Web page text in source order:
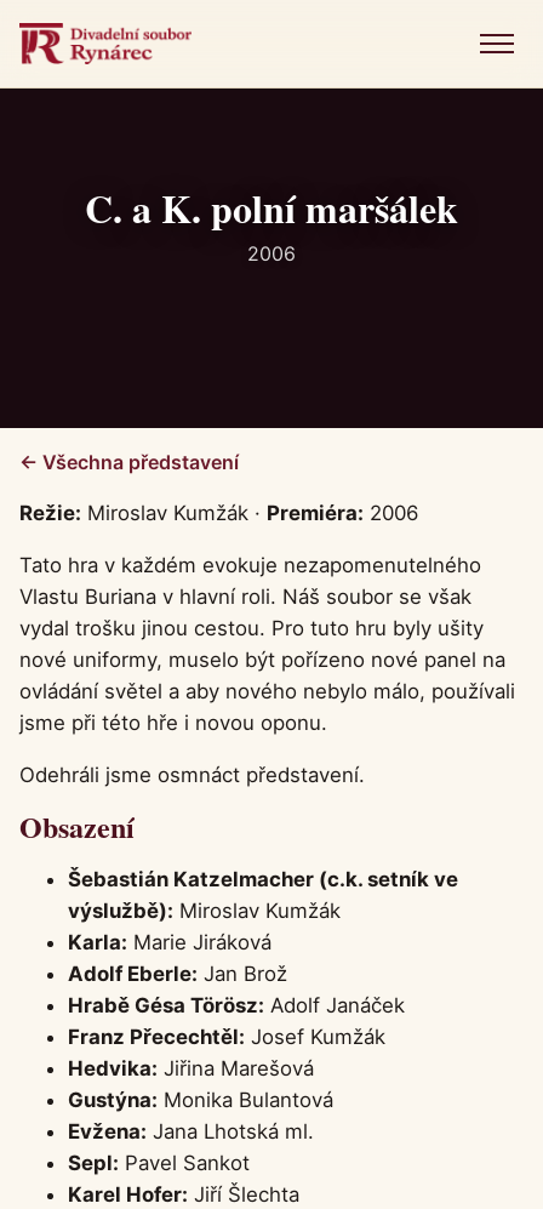
Kniha návštěv
C. a K. polní maršálek
2006
← Všechna představení
Režie: Miroslav Kumžák · Premiéra: 2006
Tato hra v každém evokuje nezapomenutelného
Vlastu Buriana v hlavní roli. Náš soubor se však
vydal trošku jinou cestou. Pro tuto hru byly ušity
nové uniformy, muselo být pořízeno nové panel na
ovládání světel a aby nového nebylo málo, používali
jsme při této hře i novou oponu.
Odehráli jsme osmnáct představení.
Obsazení
Šebastián Katzelmacher (c.k. setník ve
výslužbě): Miroslav Kumžák
Karla: Marie Jiráková
Adolf Eberle: Jan Brož
Hrabě Gésa Törösz: Adolf Janáček
Franz Přecechtěl: Josef Kumžák
Hedvika: Jiřina Marešová
Gustýna: Monika Bulantová
Evžena: Jana Lhotská ml.
Sepl: Pavel Sankot
Karel Hofer: Jiří Šlechta